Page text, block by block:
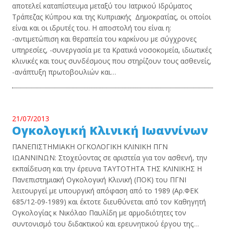
αποτελεί καταπίστευμα μεταξύ του Ιατρικού Ιδρύματος
Τράπεζας Κύπρου και της Κυπριακής Δημοκρατίας, οι οποίοι
είναι και οι ιδρυτές του. Η αποστολή του είναι η:
-αντιμετώπιση και θεραπεία του καρκίνου με σύγχρονες
υπηρεσίες, -συνεργασία με τα Κρατικά νοσοκομεία, ιδιωτικές
κλινικές και τους συνδέσμους που στηρίζουν τους ασθενείς,
-ανάπτυξη πρωτοβουλιών και…
21/07/2013
Ογκολογική Κλινική Ιωαννίνων
ΠΑΝΕΠΙΣΤΗΜΙΑΚΗ ΟΓΚΟΛΟΓΙΚΗ ΚΛΙΝΙΚΗ ΠΓΝ
ΙΩΑΝΝΙΝΩΝ: Στοχεύοντας σε αριστεία για τον ασθενή, την
εκπαίδευση και την έρευνα ΤΑΥΤΟΤΗΤΑ ΤΗΣ ΚΛΙΝΙΚΗΣ Η
Πανεπιστημιακή Ογκολογική Κλινική (ΠΟΚ) του ΠΓΝΙ
λειτουργεί με υπουργική απόφαση από το 1989 (Αρ.ΦΕΚ
685/12-09-1989) και έκτοτε διευθύνεται από τον Καθηγητή
Ογκολογίας κ Νικόλαο Παυλίδη με αρμοδιότητες τον
συντονισμό του διδακτικού και ερευνητικού έργου της…